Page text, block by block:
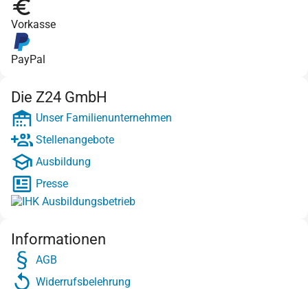
Vorkasse
PayPal
Die Z24 GmbH
Unser Familienunternehmen
Stellenangebote
Ausbildung
Presse
Informationen
AGB
Widerrufsbelehrung